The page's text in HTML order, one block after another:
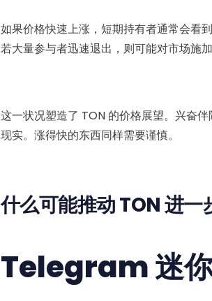
如果价格快速上涨，短期持有者通常会看
若大量参与者迅速退出，则可能对市场施
这一状况塑造了 TON 的价格展望。兴奋
现实。涨得快的东西同样需要谨慎。
什么可能推动 TON 进一
Telegram 迷